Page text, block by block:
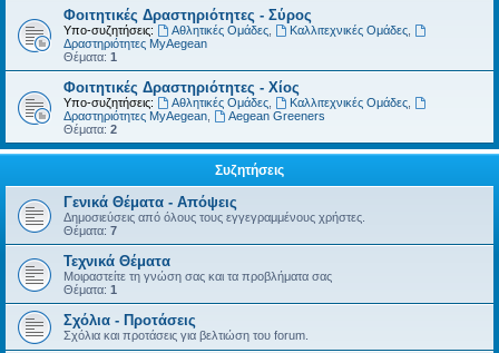
Φοιτητικές Δραστηριότητες - Σύρος
Υπο-συζητήσεις: Αθλητικές Ομάδες, Καλλιτεχνικές Ομάδες,
Δραστηριότητες MyAegean
Θέματα: 1
Φοιτητικές Δραστηριότητες - Χίος
Υπο-συζητήσεις: Αθλητικές Ομάδες, Καλλιτεχνικές Ομάδες,
Δραστηριότητες MyAegean
Aegean Greeners
Θέματα: 2
Συζητήσεις
Γενικά Θέματα - Απόψεις
Δημοσιεύσεις από όλους τους εγγεγραμμένους χρήστες.
Θέματα: 7
Τεχνικά Θέματα
Μοιραστείτε τη γνώση σας και τα προβλήματα σας
Θέματα: 1
Σχόλια - Προτάσεις
Σχόλια και προτάσεις για βελτιώση του forum.